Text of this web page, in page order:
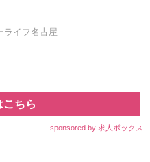
ライフ名古屋
こちら
sponsored by 求人ボックス